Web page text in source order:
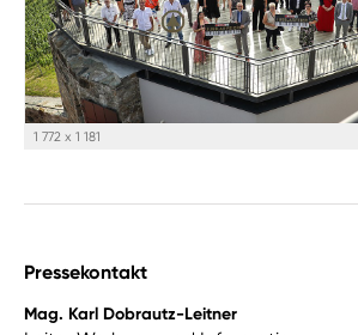
1 772 x 1 181
Pressekontakt
Mag. Karl Dobrautz-Leitner